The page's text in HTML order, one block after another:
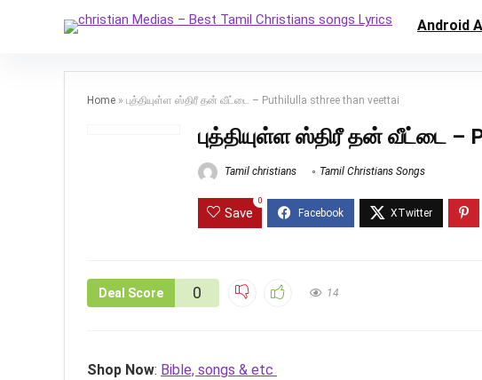
Android
Home » புத்தியுள்ள ஸ்திரீ தன் வீட்டை – Puthilulla sthree than veettai
புத்தியுள்ள ஸ்திரீ தன் வீட்டை –
Tamil christians Tamil Christians Songs
Save
0
Deal Score 0 14
Shop Now: Bible, songs & etc